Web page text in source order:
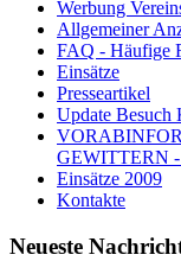
Werbung
Allgemeiner
FAQ - Häufige
Einsätze
Presseartikel
Update Besuch
GEWITTERN -
Einsätze 2009
Kontakte
Neueste